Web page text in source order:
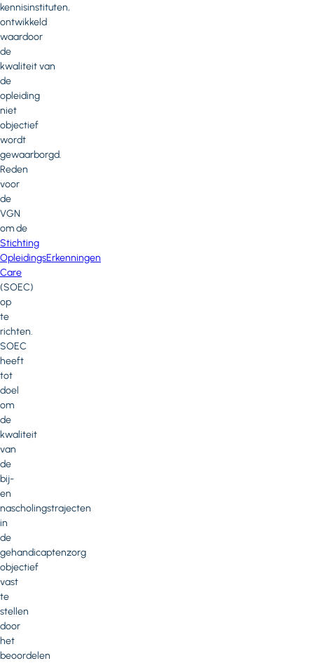
kennisinstituten,
ontwikkeld
waardoor
de
kwaliteit van
de
opleiding
niet
objectief
wordt
gewaarborgd.
Reden
voor
de
VGN
om de
Stichting
OpleidingsErkenningen
Care
(SOEC)
op
te
richten.
SOEC
heeft
tot
doel
om
de
kwaliteit
van
de
bij-
en
nascholingstrajecten
in
de
gehandicaptenzorg
objectief
vast
te
stellen
door
het
beoordelen